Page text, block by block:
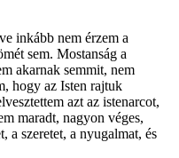
inkább nem érzem a
sem. Mostanság a
akarnak semmit, nem
hogy az Isten rajtuk
azt az istenarcot,
maradt, nagyon véges,
a szeretet, a nyugalmat, és